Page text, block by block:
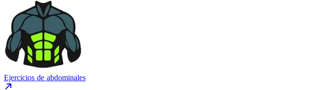
Ejercicios de abdominales